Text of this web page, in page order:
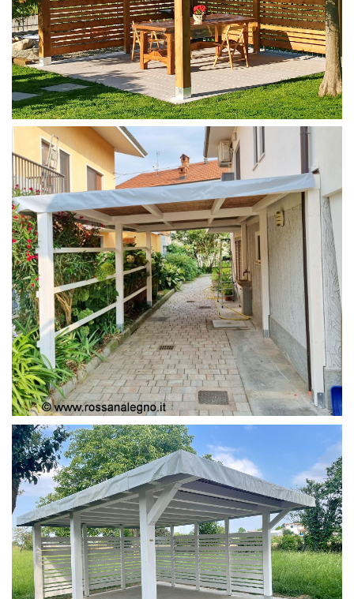
PERGOLA 4X4
PERGOLA COPERTURA MOBILE